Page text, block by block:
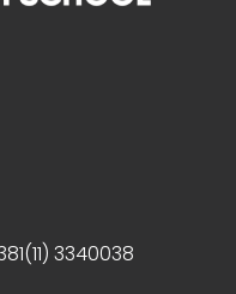
3340038